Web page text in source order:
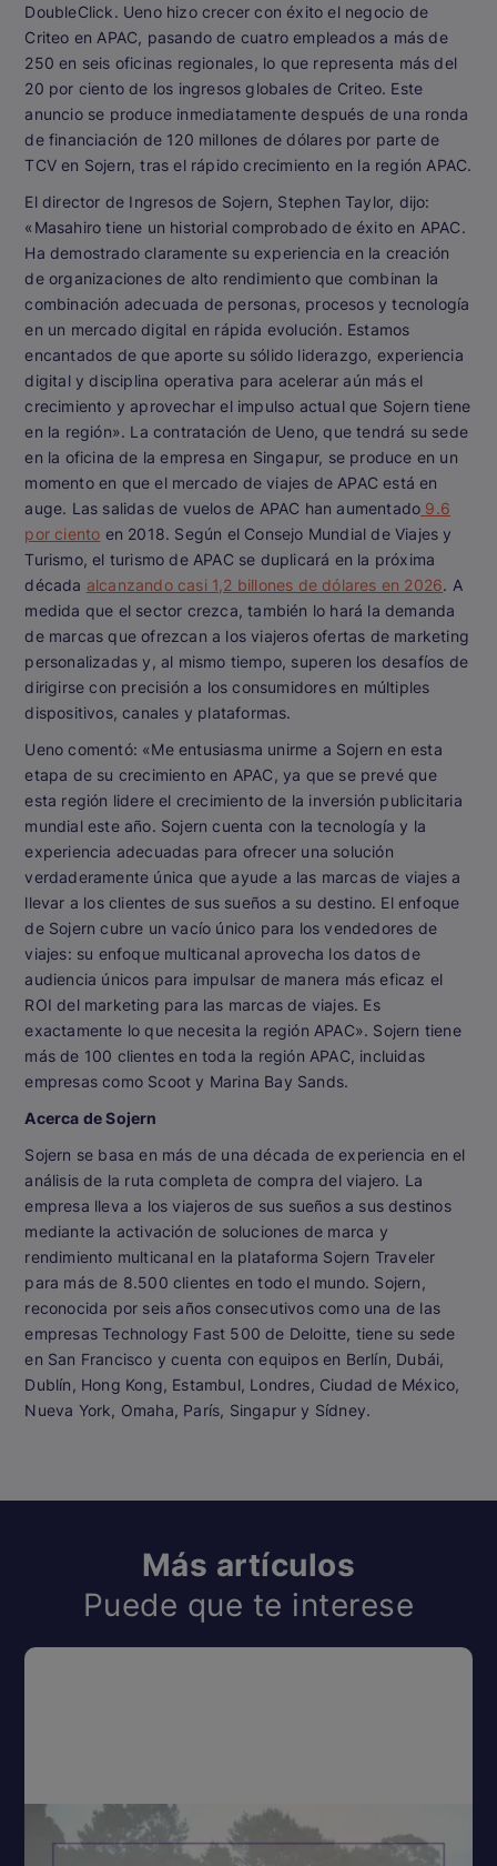
DoubleClick. Ueno hizo crecer con éxito el negocio de
Criteo en APAC, pasando de cuatro empleados a más de
250 en seis oficinas regionales, lo que representa más del
20 por ciento de los ingresos globales de Criteo. Este
anuncio se produce inmediatamente después de una ronda
de financiación de 120 millones de dólares por parte de
TCV en Sojern, tras el rápido crecimiento en la región APAC.
El director de Ingresos de Sojern, Stephen Taylor, dijo:
«Masahiro tiene un historial comprobado de éxito en APAC.
Ha demostrado claramente su experiencia en la creación
de organizaciones de alto rendimiento que combinan la
combinación adecuada de personas, procesos y tecnología
en un mercado digital en rápida evolución. Estamos
encantados de que aporte su sólido liderazgo, experiencia
digital y disciplina operativa para acelerar aún más el
crecimiento y aprovechar el impulso actual que Sojern tiene
en la región». La contratación de Ueno, que tendrá su sede
en la oficina de la empresa en Singapur, se produce en un
momento en que el mercado de viajes de APAC está en
auge. Las salidas de vuelos de APAC han aumentado 9.6
por ciento en 2018. Según el Consejo Mundial de Viajes y
Turismo, el turismo de APAC se duplicará en la próxima
década alcanzando casi 1,2 billones de dólares en 2026. A
medida que el sector crezca, también lo hará la demanda
de marcas que ofrezcan a los viajeros ofertas de marketing
personalizadas y, al mismo tiempo, superen los desafíos de
dirigirse con precisión a los consumidores en múltiples
dispositivos, canales y plataformas.
Ueno comentó: «Me entusiasma unirme a Sojern en esta
etapa de su crecimiento en APAC, ya que se prevé que
esta región lidere el crecimiento de la inversión publicitaria
mundial este año. Sojern cuenta con la tecnología y la
experiencia adecuadas para ofrecer una solución
verdaderamente única que ayude a las marcas de viajes a
llevar a los clientes de sus sueños a su destino. El enfoque
de Sojern cubre un vacío único para los vendedores de
viajes: su enfoque multicanal aprovecha los datos de
audiencia únicos para impulsar de manera más eficaz el
ROI del marketing para las marcas de viajes. Es
exactamente lo que necesita la región APAC». Sojern tiene
más de 100 clientes en toda la región APAC, incluidas
empresas como Scoot y Marina Bay Sands.
Acerca de Sojern
Sojern se basa en más de una década de experiencia en el
análisis de la ruta completa de compra del viajero. La
empresa lleva a los viajeros de sus sueños a sus destinos
mediante la activación de soluciones de marca y
rendimiento multicanal en la plataforma Sojern Traveler
para más de 8.500 clientes en todo el mundo. Sojern,
reconocida por seis años consecutivos como una de las
empresas Technology Fast 500 de Deloitte, tiene su sede
en San Francisco y cuenta con equipos en Berlín, Dubái,
Dublín, Hong Kong, Estambul, Londres, Ciudad de México,
Nueva York, Omaha, París, Singapur y Sídney.
Más artículos
Puede que te interese